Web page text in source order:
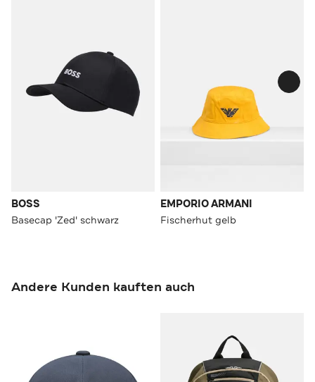
BOSS
Basecap 'Zed' schwarz
EMPORIO ARMANI
Fischerhut gelb
Andere Kunden kauften auch